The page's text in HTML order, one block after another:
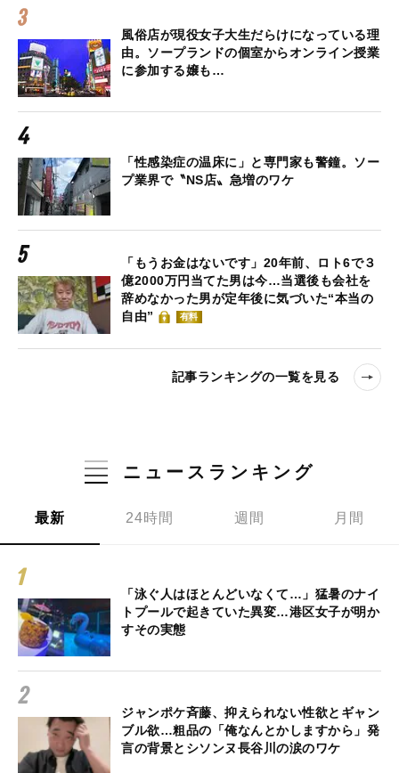
風俗店が現役女子大生だらけになっている理
由。ソープランドの個室からオンライン授業
に参加する嬢も…
「性感染症の温床に」と専門家も警鐘。ソー
プ業界で〝NS店〟急増のワケ
「もうお金はないです」20年前、ロト6で３
億2000万円当てた男は今…当選後も会社を
辞めなかった男が定年後に気づいた“本当の
自由”
有料
記事ランキングの一覧を見る
ニュースランキング
最新 24時間 週間 月間
「泳ぐ人はほとんどいなくて…」猛暑のナイ
トプールで起きていた異変…港区女子が明か
すその実態
ジャンポケ斉藤、抑えられない性欲とギャン
ブル欲…粗品の「俺なんとかしますから」発
言の背景とシソンヌ長谷川の涙のワケ